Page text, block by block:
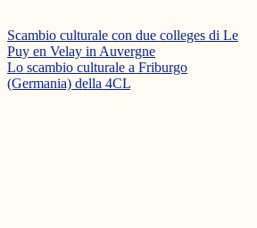
Scambio culturale con due colleges di Le
Puy en Velay in Auvergne
Lo scambio culturale a Friburgo
(Germania) della 4CL